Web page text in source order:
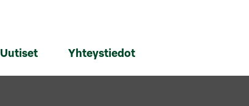
Uutiset Yhteystiedot